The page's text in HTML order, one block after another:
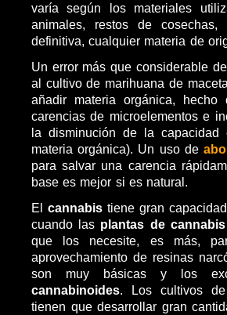
varía según los materiales
animales, restos de
definitiva, cualquier materia de
Un error más que considerable
al cultivo de marihuana de
añadir materia orgánica,
carencias de microelementos e
la disminución de la
materia orgánica). Un uso de
para salvar una carencia
base es mejor si es natural.
El cannabis tiene gran
cuando las plantas de cannabis
que los necesite, es más,
aprovechamiento de resinas
son muy básicas y los
cannabinoides. Los cultivos de
tienen que desarrollar gran